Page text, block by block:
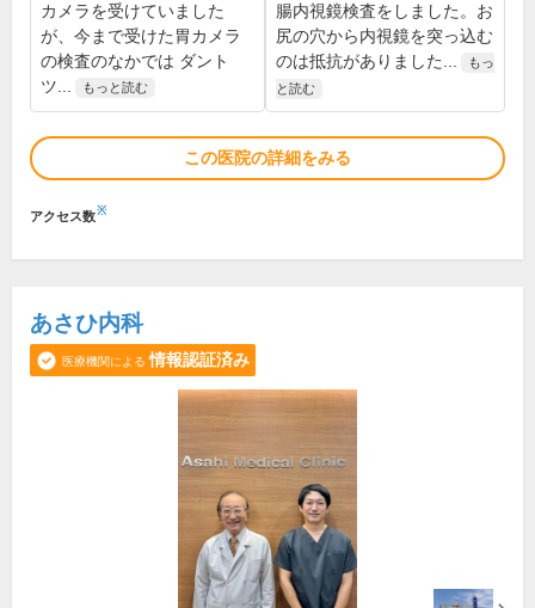
カメラを受けていました
が、今まで受けた胃カメラ
の検査のなかでは ダント
ツ...
もっと読む
腸内視鏡検査をしました。お
尻の穴から内視鏡を突っ込む
のは抵抗がありました...
もっ
と読む
この医院の詳細をみる
アクセス数※
あさひ内科
医療機関による 情報認証済み